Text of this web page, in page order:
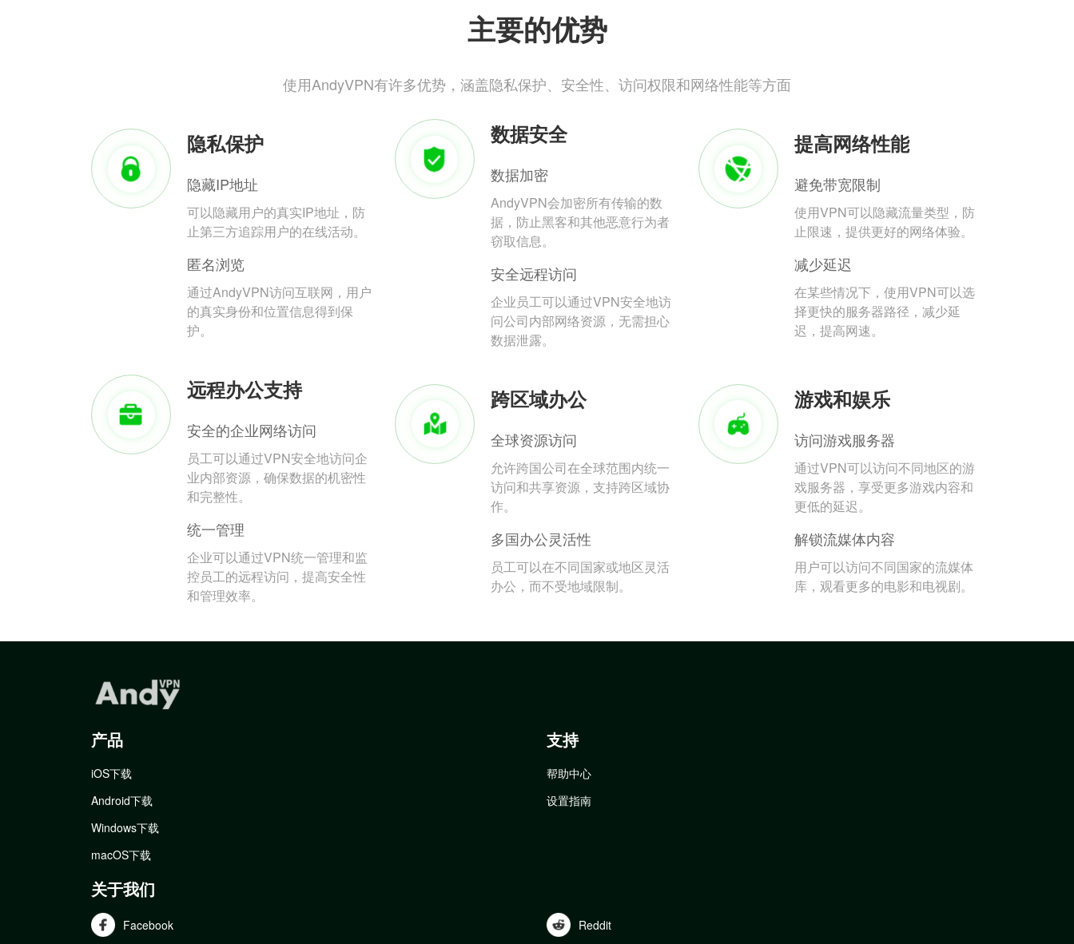
主要的优势
使用AndyVPN有许多优势，涵盖隐私保护、安全性、访问权限和网络性能等方面
隐私保护
隐藏IP地址
可以隐藏用户的真实IP地址，防
止第三方追踪用户的在线活动。
匿名浏览
通过AndyVPN访问互联网，用户
的真实身份和位置信息得到保
护。
数据安全
数据加密
AndyVPN会加密所有传输的数
据，防止黑客和其他恶意行为者
窃取信息。
安全远程访问
企业员工可以通过VPN安全地访
问公司内部网络资源，无需担心
数据泄露。
提高网络性能
避免带宽限制
使用VPN可以隐藏流量类型，防
止限速，提供更好的网络体验。
减少延迟
在某些情况下，使用VPN可以选
择更快的服务器路径，减少延
迟，提高网速。
远程办公支持
安全的企业网络访问
员工可以通过VPN安全地访问企
业内部资源，确保数据的机密性
和完整性。
统一管理
企业可以通过VPN统一管理和监
控员工的远程访问，提高安全性
和管理效率。
跨区域办公
全球资源访问
允许跨国公司在全球范围内统一
访问和共享资源，支持跨区域协
作。
多国办公灵活性
员工可以在不同国家或地区灵活
办公，而不受地域限制。
游戏和娱乐
访问游戏服务器
通过VPN可以访问不同地区的游
戏服务器，享受更多游戏内容和
更低的延迟。
解锁流媒体内容
用户可以访问不同国家的流媒体
库，观看更多的电影和电视剧。
产品
iOS下载
Android下载
Windows下载
macOS下载
支持
帮助中心
设置指南
关于我们
Facebook Reddit